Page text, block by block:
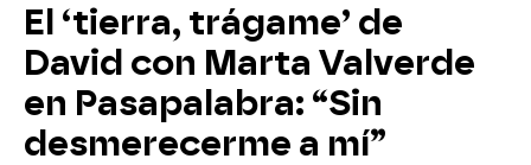
El ‘tierra, trágame’ de
David con Marta Valverde
en Pasapalabra: “Sin
desmerecerme a mí”